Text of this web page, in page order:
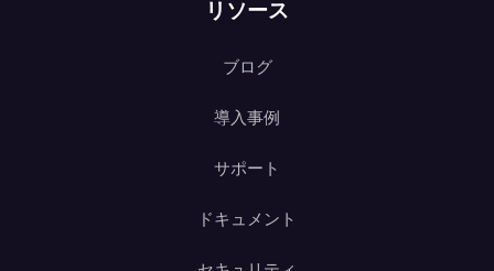
リソース
ブログ
導入事例
サポート
ドキュメント